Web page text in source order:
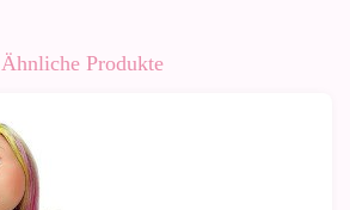
Ähnliche Produkte